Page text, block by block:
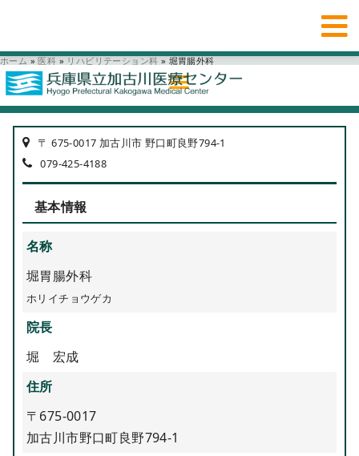
ホーム » 医科 » リハビリテーション科 » 堀胃腸外科
〒 675-0017 加古川市 野口町良野794-1
079-425-4188
基本情報
名称
堀胃腸外科
ホリイチョウゲカ
院長
堀 宏成
住所
〒675-0017
加古川市野口町良野794-1